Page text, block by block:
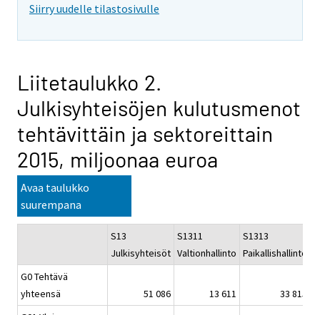
Siirry uudelle tilastosivulle
Liitetaulukko 2.
Julkisyhteisöjen kulutusmenot
tehtävittäin ja sektoreittain
2015, miljoonaa euroa
Avaa taulukko
suurempana
S13
Julkisyhteisöt
S1311
Valtionhallinto
S1313
Paikallishallinto
G0 Tehtävä
yhteensä
51 086 13 611
33 815